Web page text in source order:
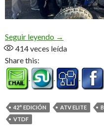
Seguir leyendo «La idea era
→
414veces leída
Share this:
42° EDICIÓN ATV ELITE
VTDF